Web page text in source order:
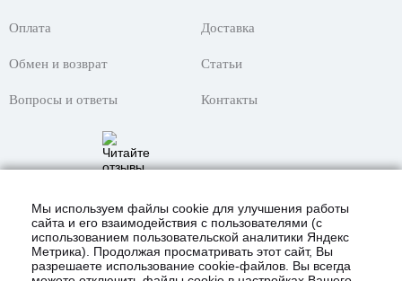
Оплата Доставка
Обмен и возврат Статьи
Вопросы и ответы Контакты
Мы используем файлы cookie для улучшения работы
сайта и его взаимодействия с пользователями (с
использованием пользовательской аналитики Яндекс
Метрика). Продолжая просматривать этот сайт, Вы
разрешаете использование cookie-файлов. Вы всегда